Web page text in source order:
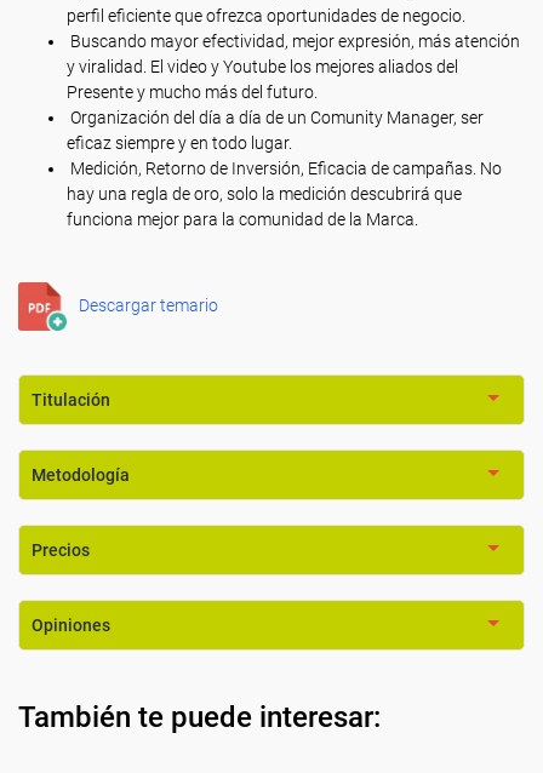
perfil eficiente que ofrezca oportunidades de negocio.
Buscando mayor efectividad, mejor expresión, más atención
y viralidad. El video y Youtube los mejores aliados del
Presente y mucho más del futuro.
Organización del día a día de un Comunity Manager, ser
eficaz siempre y en todo lugar.
Medición, Retorno de Inversión, Eficacia de campañas. No
hay una regla de oro, solo la medición descubrirá que
funciona mejor para la comunidad de la Marca.
Descargar temario
Titulación
Metodología
Precios
Opiniones
También te puede interesar: